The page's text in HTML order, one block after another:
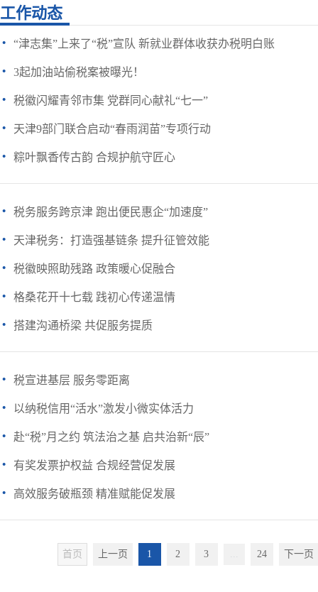
工作动态
· “津志集”上来了“税”宣队 新就业群体收获办税明白账
· 3起加油站偷税案被曝光！
· 税徽闪耀青邻市集 党群同心献礼“七一”
· 天津9部门联合启动“春雨润苗”专项行动
· 粽叶飘香传古韵 合规护航守匠心
· 税务服务跨京津 跑出便民惠企“加速度”
· 天津税务：打造强基链条 提升征管效能
· 税徽映照助残路 政策暖心促融合
· 格桑花开十七载 践初心传递温情
· 搭建沟通桥梁 共促服务提质
· 税宣进基层 服务零距离
· 以纳税信用“活水”激发小微实体活力
· 赴“税”月之约 筑法治之基 启共治新“辰”
· 有奖发票护权益 合规经营促发展
· 高效服务破瓶颈 精准赋能促发展
首页 上一页 1 2 3 ... 24 下一页